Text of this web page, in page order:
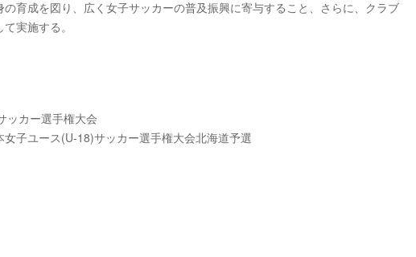
育成を図り、広く女子サッカーの普及振興に寄与すること、さらに、クラブ
実施する。
カー選手権大会
子ユース(U-18)サッカー選手権大会北海道予選